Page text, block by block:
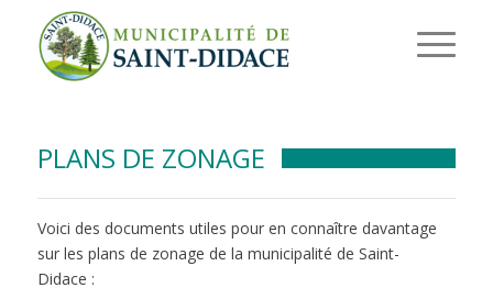
PLANS DE ZONAGE
Voici des documents utiles pour en connaître davantage
sur les plans de zonage de la municipalité de Saint-
Didace :